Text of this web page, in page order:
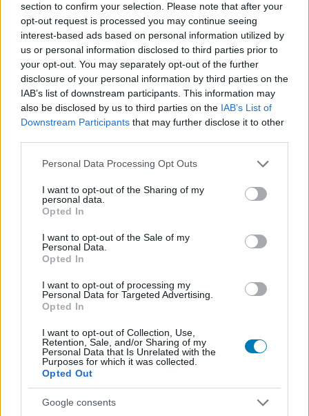
section to confirm your selection. Please note that after your
opt-out request is processed you may continue seeing
interest-based ads based on personal information utilized by
us or personal information disclosed to third parties prior to
your opt-out. You may separately opt-out of the further
disclosure of your personal information by third parties on the
IAB’s list of downstream participants. This information may
also be disclosed by us to third parties on the IAB’s List of
Downstream Participants that may further disclose it to other
Please note that this website/app uses one or more Google
not limited to your visit or usage behaviour. You may click to
grant or deny consent to Google and its third-party tags to
use your data for below specified purposes in below Google
consent section.
Personal Data Processing Opt Outs
I want to opt-out of the Sharing of my
personal data.
Opted In
I want to opt-out of the Sale of my
Personal Data.
Opted In
I want to opt-out of processing my
Personal Data for Targeted Advertising.
Opted In
I want to opt-out of Collection, Use,
Retention, Sale, and/or Sharing of my
Personal Data that Is Unrelated with the
Purposes for which it was collected.
Opted Out
Google consents
Trilógia lesz a Hitman, több mint 20 helyszínen
gyilkolhatunk
| 2019.07.29 21:11
Miközben a Hitman 2 utolsó DLC-jét kalapálják, az IO
Interactive-nál már gőzerővel dolgoznak a folytatáson, és
egy nagy meglepetésen is.
| 2019.07.10 10:54
A Hitman 2 Santa Fortuna Pack negyedannyiba kerül, mint
az alapjáték, viszont nyilván nem is tartalmaz mindent.